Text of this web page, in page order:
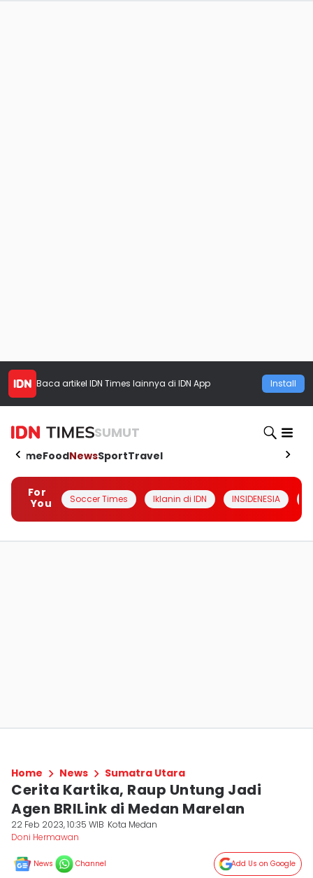
Baca artikel IDN Times lainnya di IDN App Install
SUMUT
HomeFoodNewsSportTravel
For
You
Soccer Times Iklanin di IDN INSIDENESIA
Home News Sumatra Utara
Cerita Kartika, Raup Untung Jadi
Agen BRILink di Medan Marelan
22 Feb 2023, 10:35 WIB Kota Medan
Doni Hermawan
News Channel Add Us on Google